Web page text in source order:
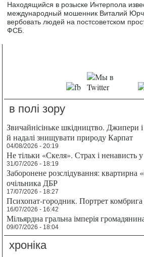
Находящийся в розыске Интерпола
международный мошенник Виталий
вербовать людей на постсоветском
ФСБ.
в полі зору
Звичайнісіньке шкідництво. Джипери
й надалі знищувати природу Карпат
04/08/2026 - 20:19
Не тільки «Скеля». Страх і
31/07/2026 - 18:19
Заборонене розслідування: квартирна
очільника ДБР
17/07/2026 - 18:27
Психопат-городник. Портрет
16/07/2026 - 16:42
Мільярдна гральна імперія
09/07/2026 - 18:04
хроніка